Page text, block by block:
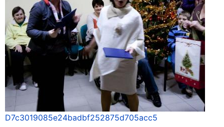
D7c3019085e24badbf252875d705acc5